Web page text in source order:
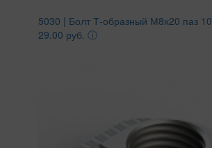
5030 | Болт Т-образный М8х20 паз 10
29.00 руб. ⓘ